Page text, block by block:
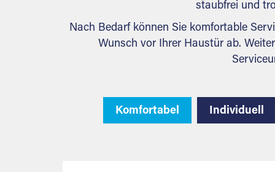
staubfrei und
Nach Bedarf können Sie komfortable
Wunsch vor Ihrer Haustür ab.
Komfortabel Individuell